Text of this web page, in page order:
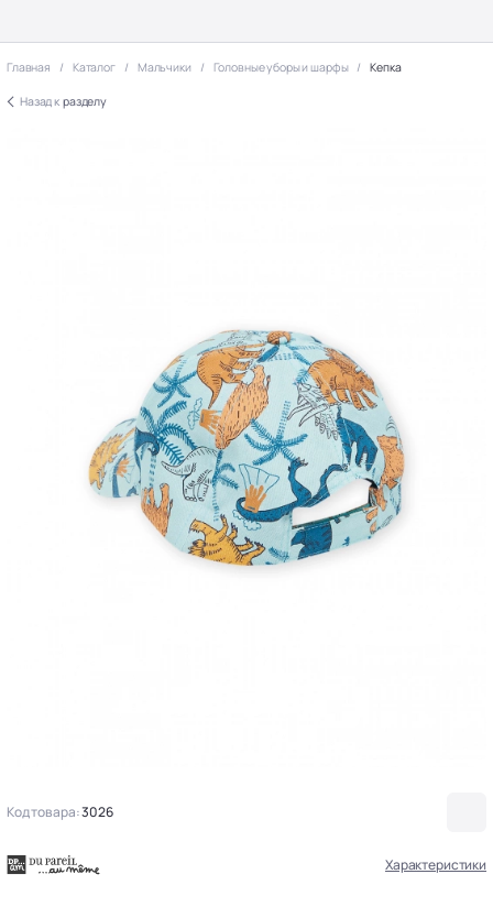
Главная Каталог Мальчики Головные уборы и шарфы Кепка
Назад к разделу
Код товара:3026
Характеристики